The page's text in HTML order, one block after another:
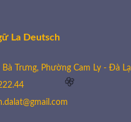
La Deutsch
Trưng, Phường Cam Ly - Đà